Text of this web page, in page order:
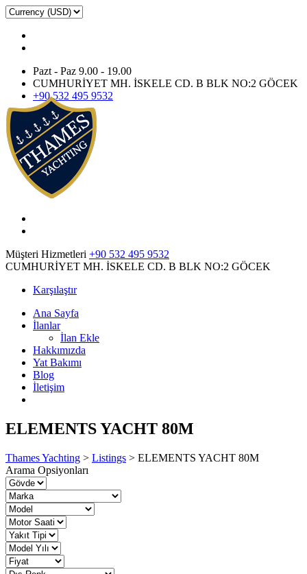
Pazt - Paz 9.00 - 19.00
CUMHURİYET MH. İSKELE CD. B BLK NO:2 GÖCEK
+90 532 495 9532
Müşteri Hizmetleri +90 532 495 9532
CUMHURİYET MH. İSKELE CD. B BLK NO:2 GÖCEK
Karşılaştır
Ana Sayfa
İlanlar
İlan Ekle
Hakkımızda
Yat Bakımı
Blog
İletişim
ELEMENTS YACHT 80M
Thames Yachting > Listings > ELEMENTS YACHT 80M
Arama Opsiyonları